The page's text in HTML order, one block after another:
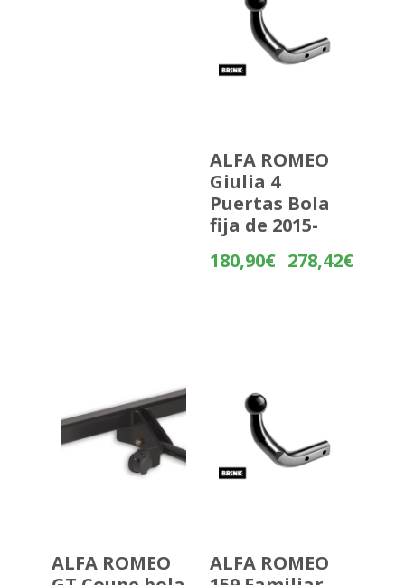
ALFA ROMEO
Giulia 4
Puertas Bola
fija de 2015-
180,90€ - 278,42€Rango
ALFA ROMEO
ALFA ROMEO